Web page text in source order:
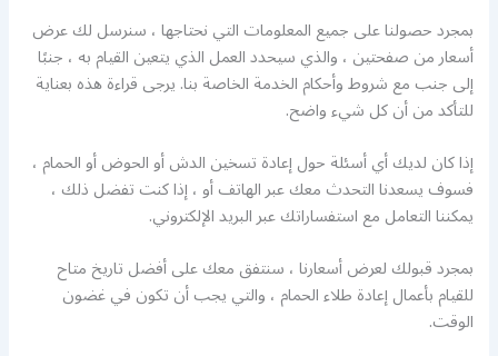
بمجرد حصولنا على جميع المعلومات التي نحتاجها ، سنرسل لك عرض
أسعار من صفحتين ، والذي سيحدد العمل الذي يتعين القيام به ، جنبًا
إلى جنب مع شروط وأحكام الخدمة الخاصة بنا. يرجى قراءة هذه بعناية
للتأكد من أن كل شيء واضح.
إذا كان لديك أي أسئلة حول إعادة تسخين الدش أو الحوض أو الحمام ،
فسوف يسعدنا التحدث معك عبر الهاتف أو ، إذا كنت تفضل ذلك ،
يمكننا التعامل مع استفساراتك عبر البريد الإلكتروني.
بمجرد قبولك لعرض أسعارنا ، سنتفق معك على أفضل تاريخ متاح
للقيام بأعمال إعادة طلاء الحمام ، والتي يجب أن تكون في غضون
الوقت.